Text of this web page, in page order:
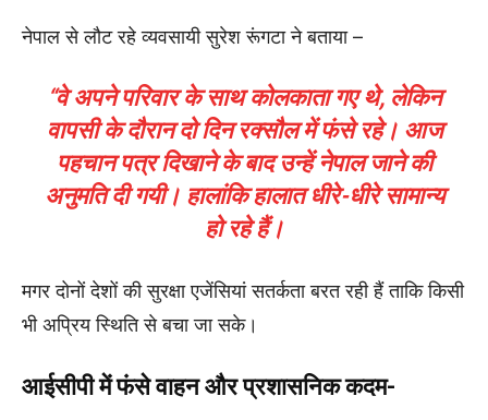
नेपाल से लौट रहे व्यवसायी सुरेश रूंगटा ने बताया –
“वे अपने परिवार के साथ कोलकाता गए थे, लेकिन
वापसी के दौरान दो दिन रक्सौल में फंसे रहे। आज
पहचान पत्र दिखाने के बाद उन्हें नेपाल जाने की
अनुमति दी गयी। हालांकि हालात धीरे-धीरे सामान्य
हो रहे हैं।
मगर दोनों देशों की सुरक्षा एजेंसियां सतर्कता बरत रही हैं ताकि किसी
भी अप्रिय स्थिति से बचा जा सके।
आईसीपी में फंसे वाहन और प्रशासनिक कदम-